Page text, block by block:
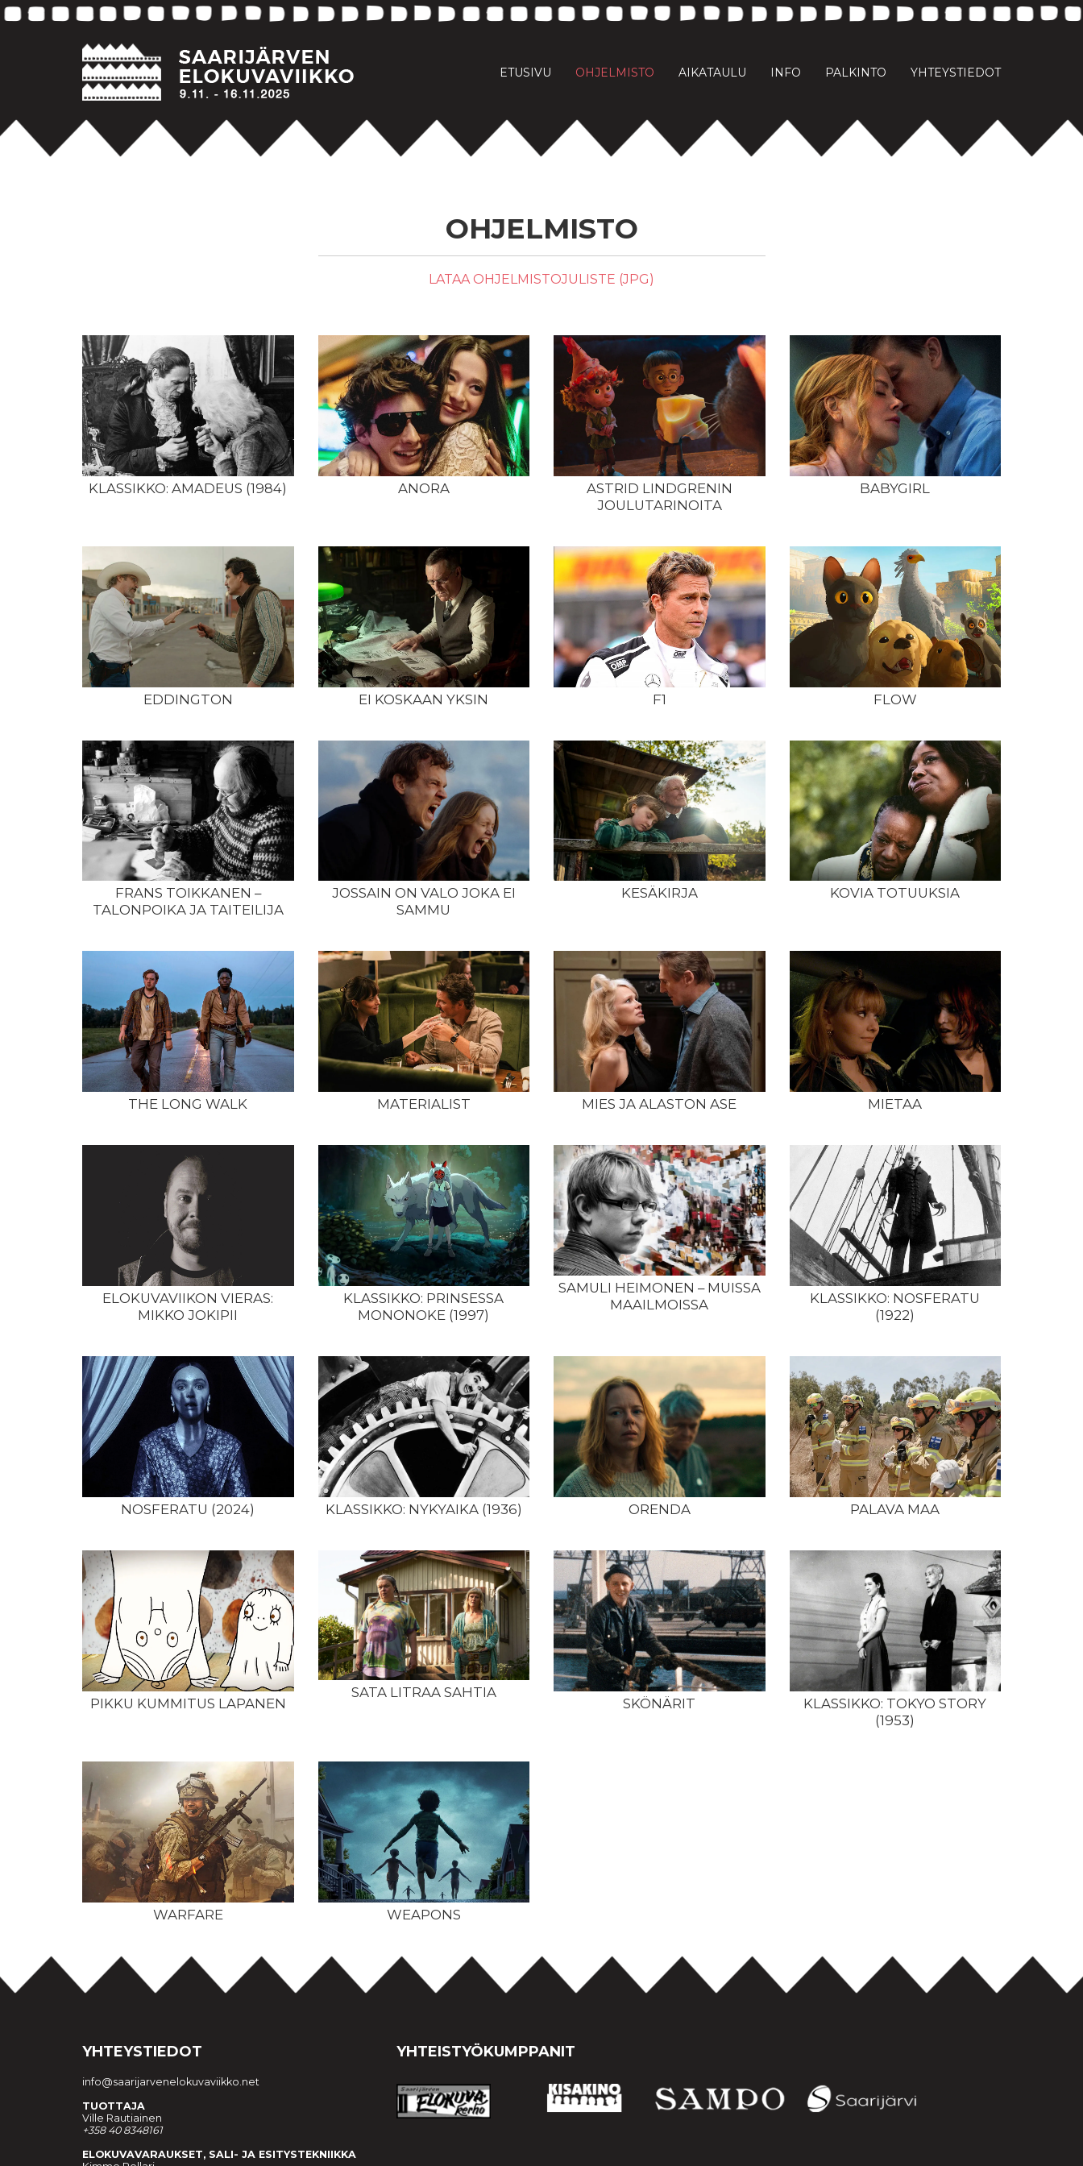
ETUSIVU OHJELMISTO AIKATAULU INFO PALKINTO YHTEYSTIEDOT
OHJELMISTO
LATAA OHJELMISTOJULISTE (JPG)
KLASSIKKO: AMADEUS (1984) ANORA
ASTRID LINDGRENIN
JOULUTARINOITA
BABYGIRL
EDDINGTON EI KOSKAAN YKSIN F1 FLOW
FRANS TOIKKANEN –
TALONPOIKA JA TAITEILIJA
JOSSAIN ON VALO JOKA EI
SAMMU
KESÄKIRJA KOVIA TOTUUKSIA
THE LONG WALK MATERIALIST MIES JA ALASTON ASE MIETAA
ELOKUVAVIIKON VIERAS:
MIKKO JOKIPII
KLASSIKKO: PRINSESSA
MONONOKE (1997)
SAMULI HEIMONEN – MUISSA
MAAILMOISSA
KLASSIKKO: NOSFERATU
(1922)
NOSFERATU (2024) KLASSIKKO: NYKYAIKA (1936) ORENDA PALAVA MAA
PIKKU KUMMITUS LAPANEN
SATA LITRAA SAHTIA
SKÖNÄRIT
KLASSIKKO: TOKYO STORY
(1953)
WARFARE WEAPONS
YHTEYSTIEDOT
info@saarijarvenelokuvaviikko.net
TUOTTAJA
Ville Rautiainen
+358 40 8348161
ELOKUVAVARAUKSET, SALI- JA ESITYSTEKNIIKKA
YHTEISTYÖKUMPPANIT